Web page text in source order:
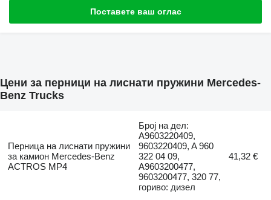
Поставете ваш оглас
Цени за перници на лиснати пружини Mercedes-
Benz Trucks
Перница на лиснати пружини
за камион Mercedes-Benz
ACTROS MP4
Број на дел:
A9603220409,
9603220409, A 960
322 04 09,
A9603200477,
9603200477, 320 77,
гориво: дизел
41,32 €